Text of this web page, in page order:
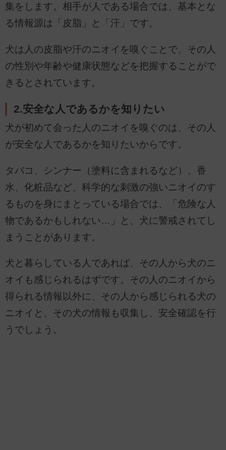
集をします。相手が人である場合では、基本とな
る情報源は「皮脂」と「汗」です。
犬は人の皮脂や汗のニオイを嗅ぐことで、その人
の性別や年齢や健康状態などを把握することがで
きるとされています。
2.安全な人であるかを知りたい
犬が初めて会った人のニオイを嗅ぐのは、その人
が安全な人であるかを知りたいからです。
タバコ、シンナー（塗料に含まれるなど）、香
水、化粧品など、科学的な刺激の強いニオイのす
るものを身にまとっている場合では、「危険な人
物であるかもしれない…」と、犬に警戒されてし
まうことがあります。
犬と暮らしている人であれば、その人から犬のニ
オイも感じられるはずです。その人のニオイから
得られる情報以外に、その人から感じられる犬の
ニオイと、その犬の情報も収集し、安全確認を行
うでしょう。